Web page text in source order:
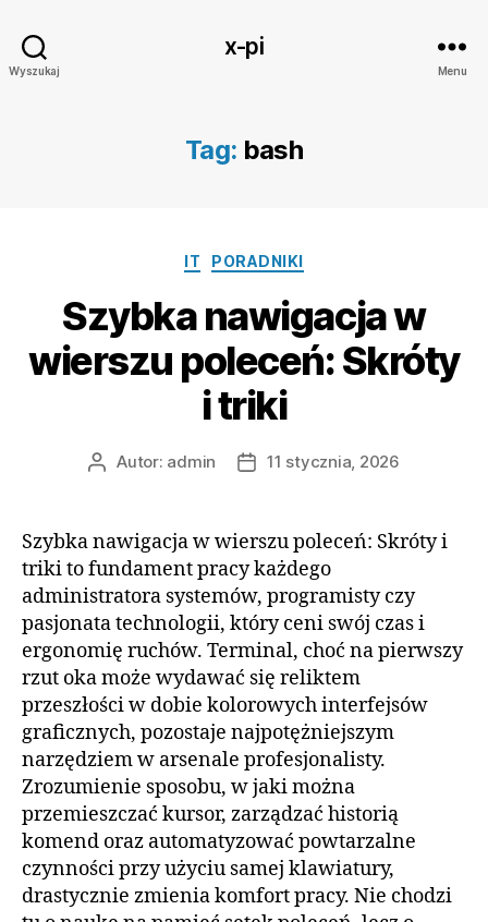
Wyszukaj
x-pi
Menu
Tag: bash
Kategorie
IT PORADNIKI
Szybka nawigacja w
wierszu poleceń: Skróty
i triki
AutorAutor: admin
Data11 stycznia, 2026
Szybka nawigacja w wierszu poleceń: Skróty i
triki to fundament pracy każdego
administratora systemów, programisty czy
pasjonata technologii, który ceni swój czas i
ergonomię ruchów. Terminal, choć na pierwszy
rzut oka może wydawać się reliktem
przeszłości w dobie kolorowych interfejsów
graficznych, pozostaje najpotężniejszym
narzędziem w arsenale profesjonalisty.
Zrozumienie sposobu, w jaki można
przemieszczać kursor, zarządzać historią
komend oraz automatyzować powtarzalne
czynności przy użyciu samej klawiatury,
drastycznie zmienia komfort pracy. Nie chodzi